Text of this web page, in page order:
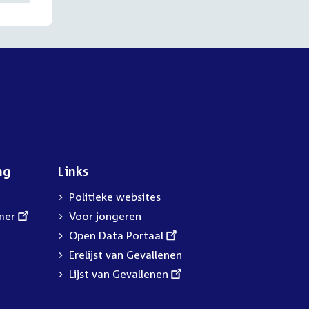
Links
Politieke websites
Voor jongeren
External
link:
Open Data Portaal
Erelijst van Gevallenen
External
Lijst van Gevallenen